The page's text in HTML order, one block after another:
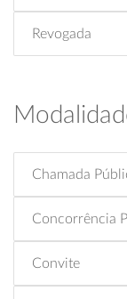
Revogada
Chamada
Concorrência
Convite